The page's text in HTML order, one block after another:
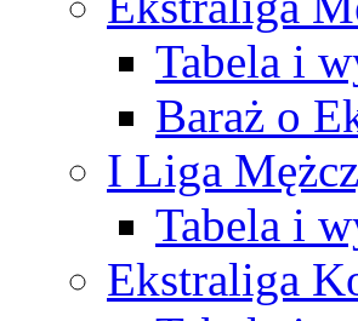
Tabela i
Baraż o
I Liga
Tabela i
Ekstraliga